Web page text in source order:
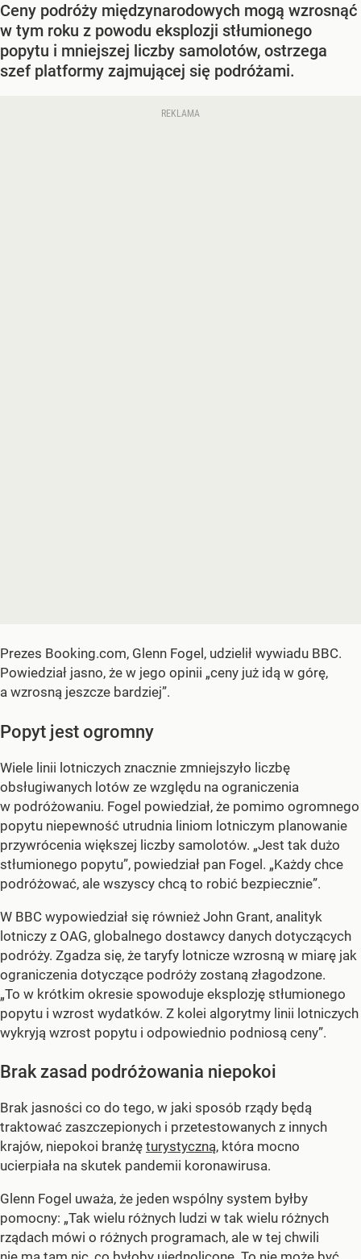
Ceny podróży międzynarodowych mogą wzrosnąć
w tym roku z powodu eksplozji stłumionego
popytu i mniejszej liczby samolotów, ostrzega
szef platformy zajmującej się podróżami.
Prezes Booking.com, Glenn Fogel, udzielił wywiadu BBC.
Powiedział jasno, że w jego opinii „ceny już idą w górę,
a wzrosną jeszcze bardziej”.
Popyt jest ogromny
Wiele linii lotniczych znacznie zmniejszyło liczbę
obsługiwanych lotów ze względu na ograniczenia
w podróżowaniu. Fogel powiedział, że pomimo ogromnego
popytu niepewność utrudnia liniom lotniczym planowanie
przywrócenia większej liczby samolotów. „Jest tak dużo
stłumionego popytu”, powiedział pan Fogel. „Każdy chce
podróżować, ale wszyscy chcą to robić bezpiecznie”.
W BBC wypowiedział się również John Grant, analityk
lotniczy z OAG, globalnego dostawcy danych dotyczących
podróży. Zgadza się, że taryfy lotnicze wzrosną w miarę jak
ograniczenia dotyczące podróży zostaną złagodzone.
„To w krótkim okresie spowoduje eksplozję stłumionego
popytu i wzrost wydatków. Z kolei algorytmy linii lotniczych
wykryją wzrost popytu i odpowiednio podniosą ceny”.
Brak zasad podróżowania niepokoi
Brak jasności co do tego, w jaki sposób rządy będą
traktować zaszczepionych i przetestowanych z innych
krajów, niepokoi branżę turystyczną, która mocno
ucierpiała na skutek pandemii koronawirusa.
Glenn Fogel uważa, że jeden wspólny system byłby
pomocny: „Tak wielu różnych ludzi w tak wielu różnych
rządach mówi o różnych programach, ale w tej chwili